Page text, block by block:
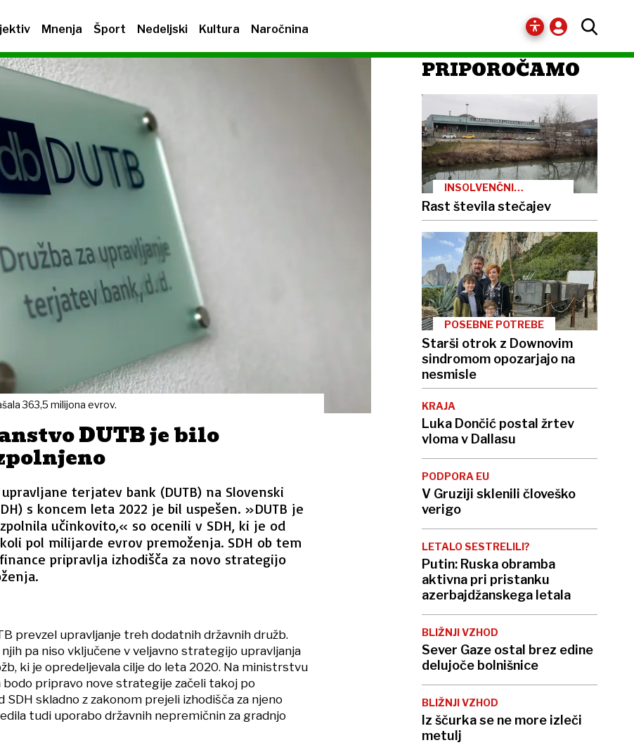
Mnenja Šport Nedeljski Kultura Naročnina
363,5 milijona evrov.
DUTB je bilo
terjatev bank (DUTB) na Slovenski
s koncem leta 2022 je bil uspešen. »DUTB je
učinkovito,« so ocenili v SDH, ki je od
pol milijarde evrov premoženja. SDH ob tem
pripravlja izhodišča za novo strategijo
prevzel upravljanje treh dodatnih državnih družb.
pa niso vključene v veljavno strategijo upravljanja
ki je opredeljevala cilje do leta 2020. Na ministrstvu
bodo pripravo nove strategije začeli takoj po
SDH skladno z zakonom prejeli izhodišča za njeno
tudi uporabo državnih nepremičnin za gradnjo
PRIPOROČAMO
INSOLVENČNI
POSTOPKI
Rast števila stečajev
POSEBNE POTREBE
Starši otrok z Downovim
sindromom opozarjajo na
nesmisle
KRAJA
Luka Dončić postal žrtev
vloma v Dallasu
PODPORA EU
V Gruziji sklenili človeško
verigo
LETALO SESTRELILI?
Putin: Ruska obramba
aktivna pri pristanku
azerbajdžanskega letala
BLIŽNJI VZHOD
Sever Gaze ostal brez edine
delujoče bolnišnice
BLIŽNJI VZHOD
Iz ščurka se ne more izleči
metulj